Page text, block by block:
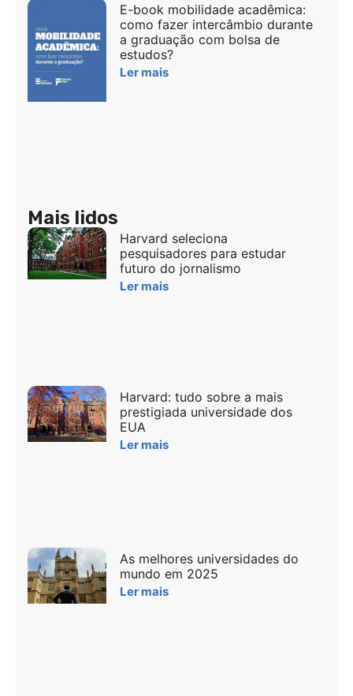
E-book mobilidade acadêmica:
como fazer intercâmbio durante
a graduação com bolsa de
estudos?
Ler mais
Mais lidos
Harvard seleciona
pesquisadores para estudar
futuro do jornalismo
Ler mais
Harvard: tudo sobre a mais
prestigiada universidade dos
EUA
Ler mais
As melhores universidades do
mundo em 2025
Ler mais